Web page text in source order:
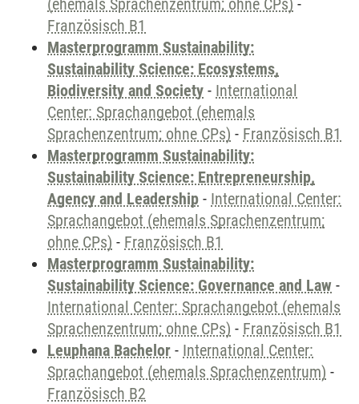
(ehemals Sprachenzentrum; ohne CPs) -
Französisch B1
Masterprogramm Sustainability:
Sustainability Science: Ecosystems,
Biodiversity and Society - International
Center: Sprachangebot (ehemals
Sprachenzentrum; ohne CPs) - Französisch B1
Masterprogramm Sustainability:
Sustainability Science: Entrepreneurship,
Agency and Leadership - International Center:
Sprachangebot (ehemals Sprachenzentrum;
ohne CPs) - Französisch B1
Masterprogramm Sustainability:
Sustainability Science: Governance and Law -
International Center: Sprachangebot (ehemals
Sprachenzentrum; ohne CPs) - Französisch B1
Leuphana Bachelor - International Center:
Sprachangebot (ehemals Sprachenzentrum) -
Französisch B2